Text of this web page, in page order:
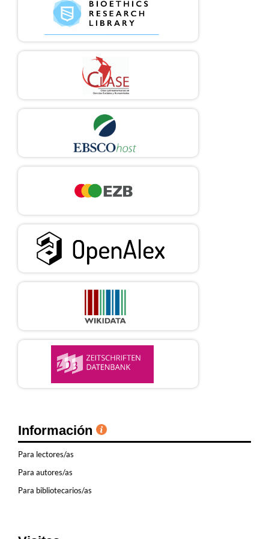
42. Maumus M. Bioethics in Practice - The Ethics of Opiate Use
and Misuse from a Hospitalist’s Perspective. Ochsner J. 2015;
15(2):124–6.
43. García Uribe JC, Rico Areiza LF. La automatización laboral:
una perspectiva fenomenológica e histórica. Jangwa Pana. 2022;
https://doi.org/10.21676/16574923.4730
Información
Para lectores/as
Para autores/as
Para bibliotecarios/as